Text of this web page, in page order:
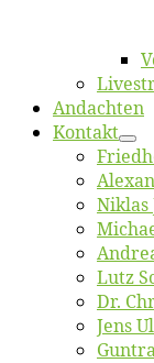
An­dach­ten
Kon­takt
Ni­klas
Lutz
Dr.
Jens